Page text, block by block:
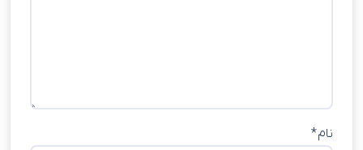
نام*